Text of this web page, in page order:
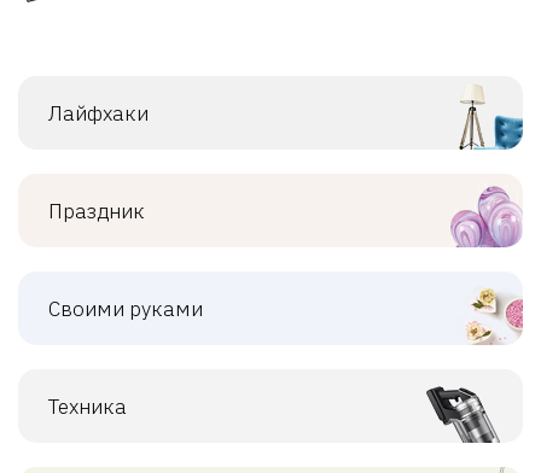
Лайфхаки
Праздник
Своими руками
Техника